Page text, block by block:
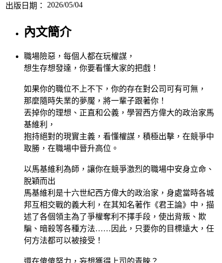
出版日期：
2026/05/04
內文簡介
職場險惡，每個人都在玩權謀，
想生存想發達，你要看懂大家的把戲！
如果你的職位不上不下，你的存在對公司可有可無，
那麼隨時失業的夢魘，將一輩子跟著你！
丟掉你的理想、正直和公義，學習西方偉大的政治家馬
基維利，
抱持絕對的現實主義，看懂權謀，積極出擊，在競爭中
取勝，在職場中晉升高位。
以馬基維利為師，讓你在競爭激烈的職場中安身立命、
脫穎而出
馬基維利是十六世紀西方偉大的政治家，身處當時各城
邦互相交戰的義大利，在其知名著作《君王論》中，描
述了各個領主為了爭權奪利不擇手段，使出背叛、欺
騙、暗殺等各種方法……因此，只要你的目標遠大，任
何方法都可以被接受！
還在傻傻努力，妄想獲得上司的青睞？